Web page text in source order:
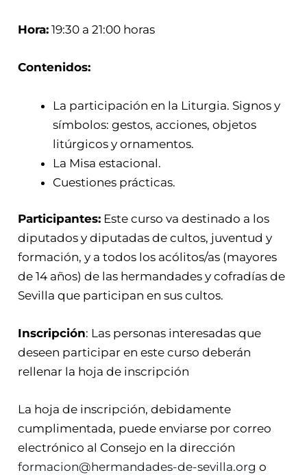
Hora: 19:30 a 21:00 horas
Contenidos:
La participación en la Liturgia. Signos y
símbolos: gestos, acciones, objetos
litúrgicos y ornamentos.
La Misa estacional.
Cuestiones prácticas.
Participantes: Este curso va destinado a los
diputados y diputadas de cultos, juventud y
formación, y a todos los acólitos/as (mayores
de 14 años) de las hermandades y cofradías de
Sevilla que participan en sus cultos.
Inscripción: Las personas interesadas que
deseen participar en este curso deberán
rellenar la hoja de inscripción
La hoja de inscripción, debidamente
cumplimentada, puede enviarse por correo
electrónico al Consejo en la dirección
formacion@hermandades-de-sevilla.org o